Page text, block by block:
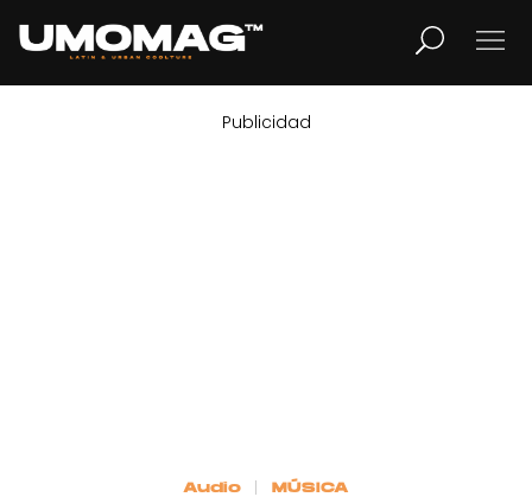
LIFESTYLE
Publicidad
Audio MÚSICA